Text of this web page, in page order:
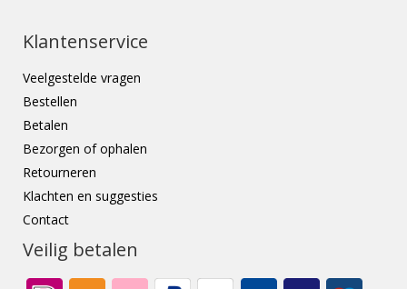
Klantenservice
Veelgestelde vragen
Bestellen
Betalen
Bezorgen of ophalen
Retourneren
Klachten en suggesties
Contact
Veilig betalen